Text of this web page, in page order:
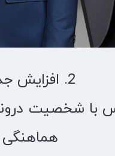
2. افزایش جذابیت و تأثیرگذاری
با شخصیت